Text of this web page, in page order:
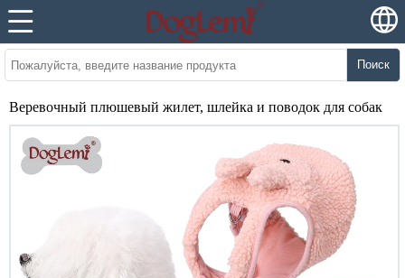
Поиск
Веревочный плюшевый жилет, шлейка и поводок для собак